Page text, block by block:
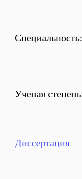
Специальность:
Ученая
Диссертация